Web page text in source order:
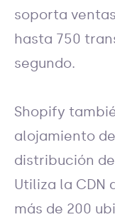
soporta
hasta 750
segundo.
Shopify
alojamiento
distribución
Utiliza la CDN
más de 200